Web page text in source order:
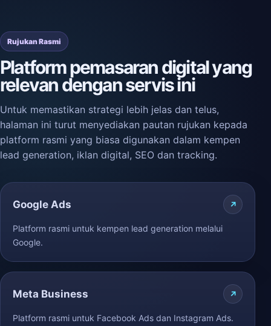
Rujukan Rasmi
Platform pemasaran digital yang
relevan dengan servis ini
Untuk memastikan strategi lebih jelas dan telus,
halaman ini turut menyediakan pautan rujukan kepada
platform rasmi yang biasa digunakan dalam kempen
lead generation, iklan digital, SEO dan tracking.
Google Ads
Platform rasmi untuk kempen lead generation melalui
Google.
Meta Business
Platform rasmi untuk Facebook Ads dan Instagram Ads.